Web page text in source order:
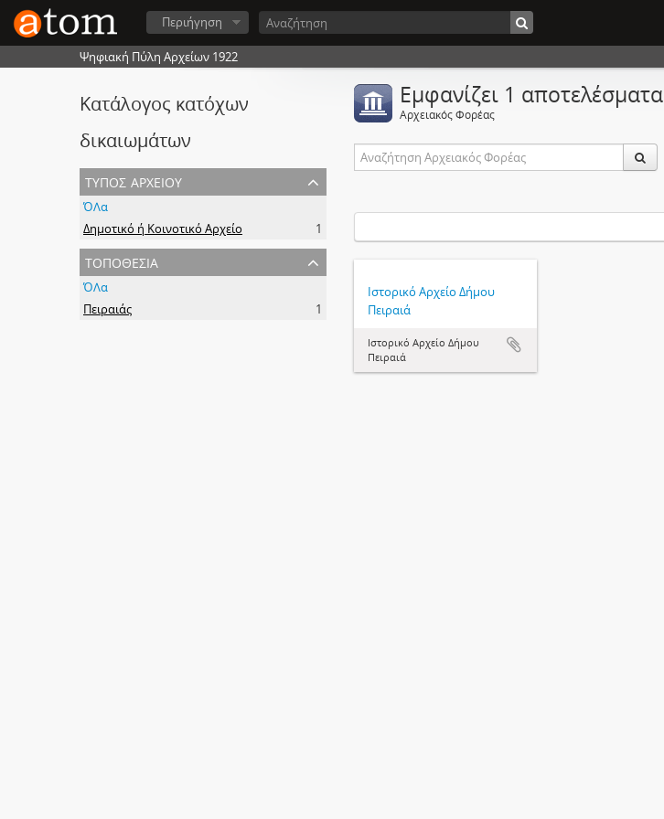
Περιήγηση
Ψηφιακή Πύλη Αρχείων 1922
Κατάλογος κατόχων
δικαιωμάτων
τύπος αρχείου
ΌΛα
Δημοτικό ή Κοινοτικό Αρχείο
1
τοποθεσία
ΌΛα
Πειραιάς
1
Εμφανίζει 1 αποτελέσματα
Αρχειακός Φορέας
Ιστορικό Αρχείο Δήμου
Πειραιά
Ιστορικό Αρχείο Δήμου
Πειραιά